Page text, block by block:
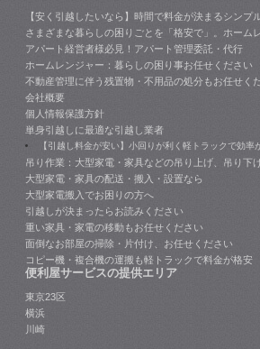
【安く引越したいなら】時間で料金が決まるシンプ
さまざまな暮らしの困りごとを「格安で」。ホーム
アパート経営者様必見！アパート管理委託・代行
ホームレンジャー：暮らしの困り事お任せください
不動産管理に伴う残置物・不用品の処分もお任せく
会社概要
個人情報保護方針
単身引越しに最適な引越し業者
【引越し料金が安い】小回りが利く軽トラックで効率
吊り作業：大型家電・家具などの吊り上げ、吊り下
大型家電・家具の配送・搬入・設置なら
大型家電搬入でお困りの方へ
引越しが決まったらお読みください
重い家具・家電の移動もお任せください
面倒なお部屋の掃除・片付け、お任せください
コピー機・複合機の運搬も軽トラックで料金が格安
便利屋サービスの提供エリア
東京23区
横浜
川崎